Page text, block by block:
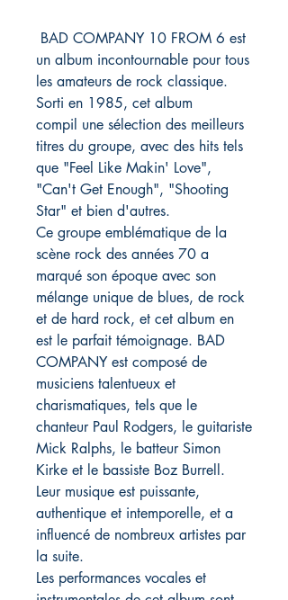
BAD COMPANY 10 FROM 6 est
un album incontournable pour tous
les amateurs de rock classique.
Sorti en 1985, cet album
compil une sélection des meilleurs
titres du groupe, avec des hits tels
que "Feel Like Makin' Love",
"Can't Get Enough", "Shooting
Star" et bien d'autres.
Ce groupe emblématique de la
scène rock des années 70 a
marqué son époque avec son
mélange unique de blues, de rock
et de hard rock, et cet album en
est le parfait témoignage. BAD
COMPANY est composé de
musiciens talentueux et
charismatiques, tels que le
chanteur Paul Rodgers, le guitariste
Mick Ralphs, le batteur Simon
Kirke et le bassiste Boz Burrell.
Leur musique est puissante,
authentique et intemporelle, et a
influencé de nombreux artistes par
la suite.
Les performances vocales et